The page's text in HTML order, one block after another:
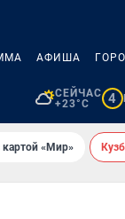
АФИША
СЕЙЧАС
+23°C
4
«Мир»